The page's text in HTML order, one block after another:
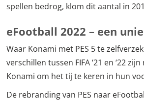
spellen bedrog, klom dit aantal in
eFootball 2022 – een
Waar Konami met PES 5 te
verschillen tussen FIFA ‘21 en ‘22
Konami om het tij te keren in hun
De rebranding van PES naar